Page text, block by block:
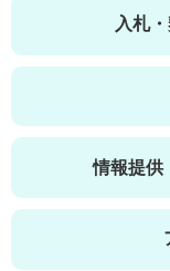
入札
情報提供